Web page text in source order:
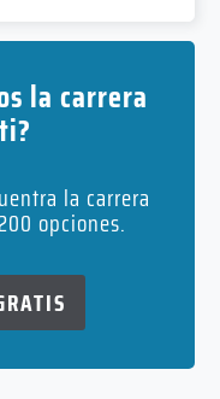
la carrera
la carrera
opciones.